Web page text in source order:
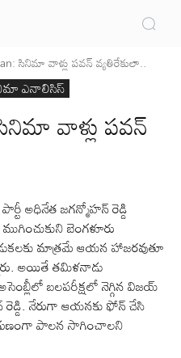
సినిమా వాళ్లు పవన్ వ్యతిరేకులా..
ఎనాలిసిస్
వాళ్లు పవన్
అధినేత జగన్మోహన్ రెడ్డి
బెంగళూరు
మాత్రమే ఆయన హాజరవుతూ
అయితే తమిళనాడు
బలపరీక్షలో నెగ్గిన విజయ్
రెడ్డి. నేరుగా ఆయనకు ఫోన్ చేసి
పాలన సాగించాలని